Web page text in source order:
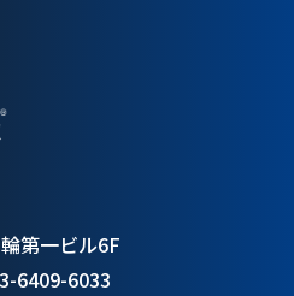
第一ビル6F
6409-6033